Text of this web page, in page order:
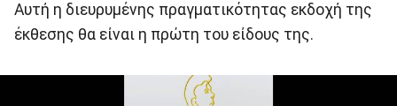
Αυτή η διευρυμένης πραγματικότητας εκδοχή της
έκθεσης θα είναι η πρώτη του είδους της.